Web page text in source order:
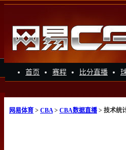
首页 赛程 比分直播
网易体育 > CBA> CBA数据直播> 技术统